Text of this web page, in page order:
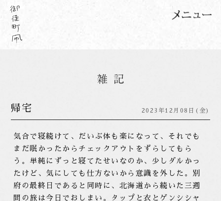
帰宅 2023年12月08日(金)
気合で寝続けて、だいぶ体も楽になって、それでも
まだ眠かったからチェックアウトをずらしてもら
う。単純にずっと寝てたせいなのか、少しダルかっ
たけど、気にしても仕方ないから意識を外した。別
府の最終日であると同時に、北海道から続いた三週
間の旅は今日でおしまい。タップと衣とゲンシシャ